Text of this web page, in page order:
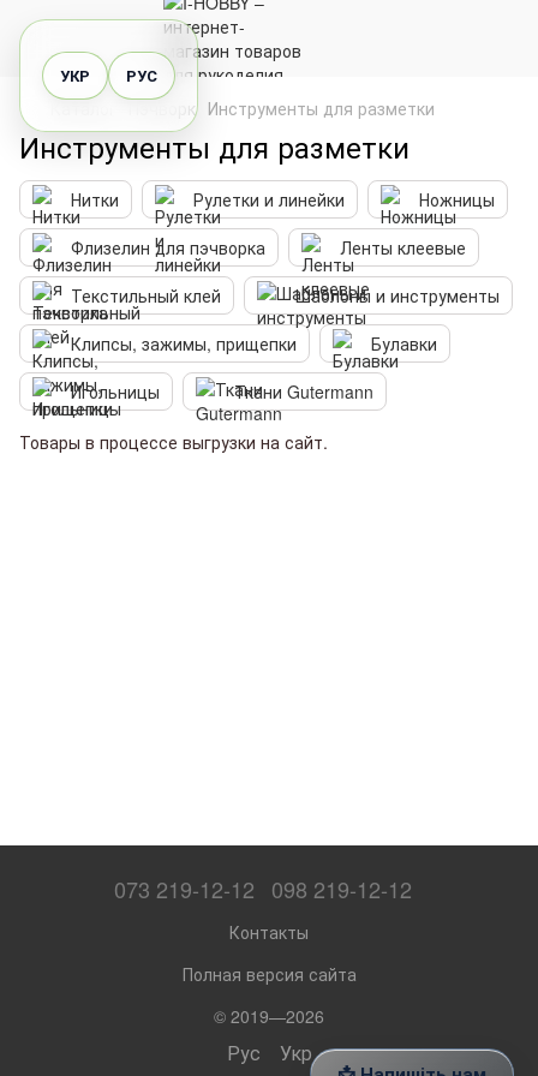
УКР РУС
Пэчворк Инструменты для разметки
Инструменты для разметки
Нитки Рулетки и линейки
Ножницы
Флизелин для пэчворка
Ленты клеевые
Текстильный клей
Шаблоны и инструменты
Клипсы, зажимы, прищепки
Булавки
Игольницы
Ткани Gutermann
Товары в процессе выгрузки на сайт.
073 219-12-12 098 219-12-12
Контакты
Полная версия сайта
© 2019—2026
Рус Укр